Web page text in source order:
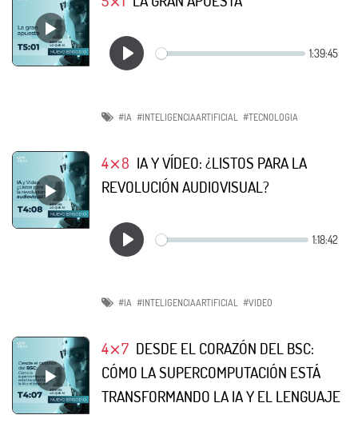
#IA #INTELIGENCIAARTIFICIAL #TECNOLOGIA
4⨯8 IA Y VÍDEO: ¿LISTOS PARA LA
REVOLUCIÓN AUDIOVISUAL?
#IA #INTELIGENCIAARTIFICIAL #VIDEO
4⨯7 DESDE EL CORAZÓN DEL BSC:
CÓMO LA SUPERCOMPUTACIÓN ESTÁ
TRANSFORMANDO LA IA Y EL LENGUAJE